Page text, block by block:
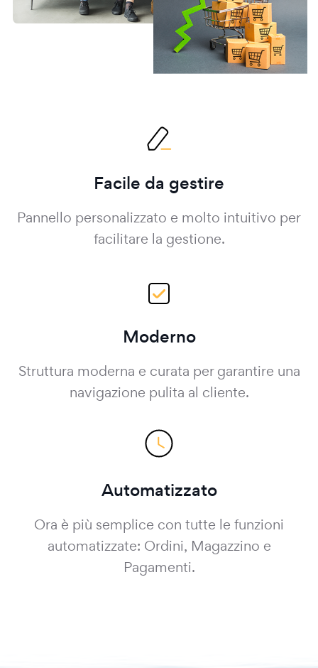
Facile da gestire
Pannello personalizzato e molto intuitivo per
facilitare la gestione.
Moderno
Struttura moderna e curata per garantire una
navigazione pulita al cliente.
Automatizzato
Ora è più semplice con tutte le funzioni
automatizzate: Ordini, Magazzino e
Pagamenti.